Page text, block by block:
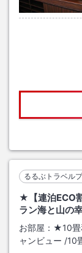
るるぶトラベル
★【連泊ECO
ラン海と山の
お部屋： ★10畳
ャンビュー /10